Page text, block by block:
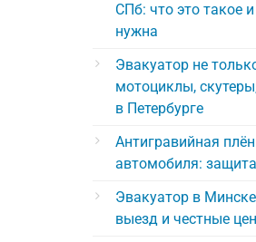
СПб: что это такое
нужна
Эвакуатор не
мотоциклы,
в Петербурге
Антигравийная
автомобиля:
Эвакуатор в
выезд и честные